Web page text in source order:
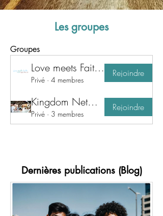
Les groupes
Groupes
Love meets Faith, Truth make them sit
Privé · 4 membres
Rejoindre
Kingdom Network for Business & Workplace
Privé · 3 membres
Rejoindre
Dernières publications (Blog)